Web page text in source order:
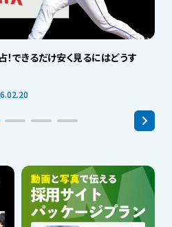
できるだけ安く見るにはどうす